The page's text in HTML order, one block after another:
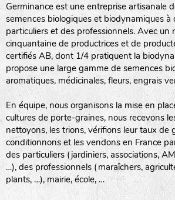
Germinance est une entreprise artisanale
semences biologiques et biodynamiques à
particuliers et des professionnels. Avec un
cinquantaine de productrices et de
certifiés AB, dont 1/4 pratiquent la
propose une large gamme de semences
aromatiques, médicinales, fleurs, engrais
En équipe, nous organisons la mise en
cultures de porte-graines, nous recevons
nettoyons, les trions, vérifions leur taux de
conditionnons et les vendons en France
des particuliers (jardiniers, associations,
…), des professionnels (maraîchers,
plants, …), mairie, école, …